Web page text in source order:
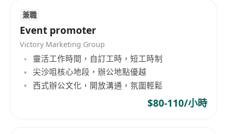
兼職
Event promoter
Victory Marketing Group
靈活工作時間，自訂工時，短工時制
尖沙咀核心地段，辦公地點優越
西式辦公文化，開放溝通，氛圍輕鬆
$80-110/小時